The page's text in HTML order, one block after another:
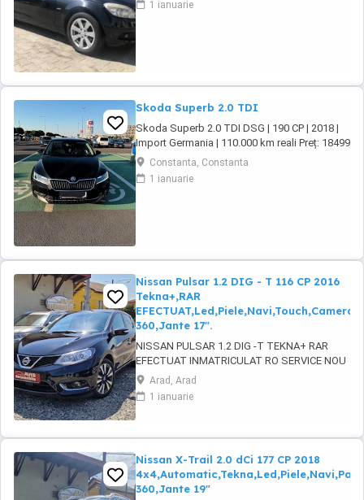
navigație integrat ultramodern cu ghidare
1 ianuarie
Skoda Superb 2.0 TDI
Skoda Superb 2.0 TDI DSG | 190 CP | 2018 |
Import Germania | 110.000 km reali Preț: 18499
Import Germania An fabricație: 2018
Kilometraj: 110.000 km (100% reali) Motor: 2.0
TDI (1.968 cm ) 190 CP (140 kW) Cutie de
Constanta, Constanta
1 ianuarie
Nissan Pulsar 1.2 DIG - T 116 CP 2016
Tekna+,RAR
EFECTUAT,Led,Piele,Navi,Touch,Camera
360,Jante 17".
NISSAN PULSAR 1.2 DIG -T TEKNA+ RAR
EFECTUAT INMATRICULAT RO SERVICE NOU
EFECTUAT 2016, 166.000 km, 85-116 KW-CP
MOTOR IN 4 PISTOANE. ABS, ESP, EPC,
servotronic, START-STOP motor ( ECO
Arad, Arad
1 ianuarie
Nissan X-Trail 2.0 dCi 177 CP 2018
360,Jante 19"